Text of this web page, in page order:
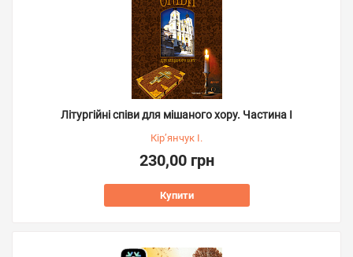
Літургійні співи для мішаного хору. Частина I
Кір’янчук І.
230,00 грн
Купити